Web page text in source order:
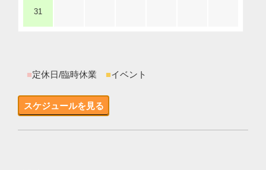
31
■定休日/臨時休業 ■イベント
スケジュールを見る